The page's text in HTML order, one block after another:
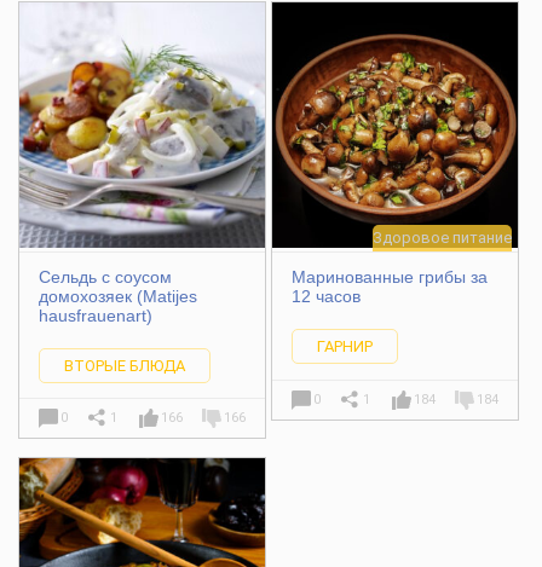
Сельдь с соусом
домохозяек (Matijes
hausfrauenart)
ВТОРЫЕ БЛЮДА
0 1 166 166
Здоровое питание
Маринованные грибы за
12 часов
ГАРНИР
0 1 184 184